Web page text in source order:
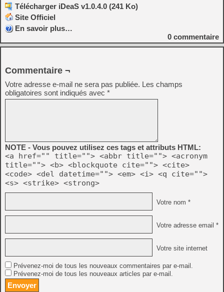
Télécharger iDeaS v1.0.4.0 (241 Ko)
Site Officiel
En savoir plus…
0 commentaire
Commentaire ¬
Votre adresse e-mail ne sera pas publiée. Les champs
obligatoires sont indiqués avec *
NOTE - Vous pouvez utilisez ces tags et attributs HTML:
<a href="" title=""> <abbr title=""> <acronym
title=""> <b> <blockquote cite=""> <cite>
<code> <del datetime=""> <em> <i> <q cite="">
<s> <strike> <strong>
Votre nom *
Votre adresse email *
Votre site internet
Prévenez-moi de tous les nouveaux commentaires par e-mail.
Prévenez-moi de tous les nouveaux articles par e-mail.